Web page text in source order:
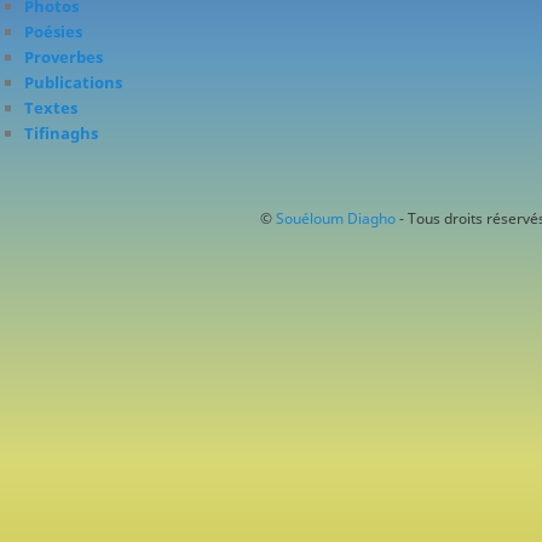
Photos
Poésies
Proverbes
Publications
Textes
Tifinaghs
© Souéloum Diagho- Tous droits